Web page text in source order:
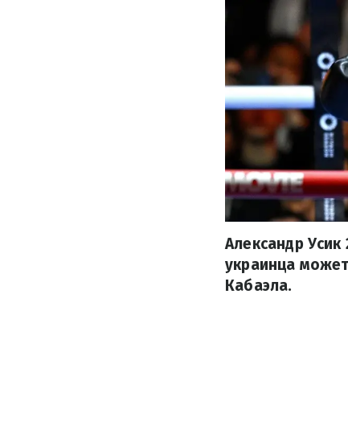
Александр
украинца
Кабаэла.